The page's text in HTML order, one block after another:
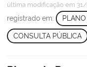
última modificação em
registrado em:
CONSULTA PÚBLICA